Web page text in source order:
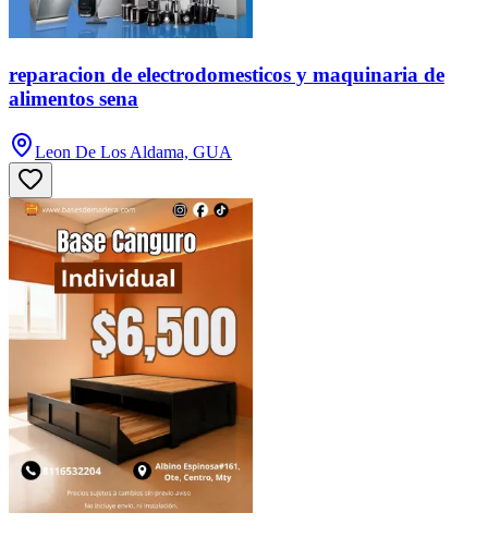
reparacion de electrodomesticos y maquinaria de
alimentos sena
Leon De Los Aldama, GUA